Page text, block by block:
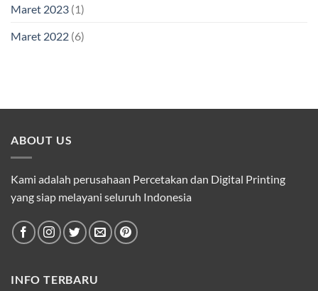
Maret 2023 (1)
Maret 2022 (6)
ABOUT US
Kami adalah perusahaan Percetakan dan Digital Printing
yang siap melayani seluruh Indonesia
INFO TERBARU